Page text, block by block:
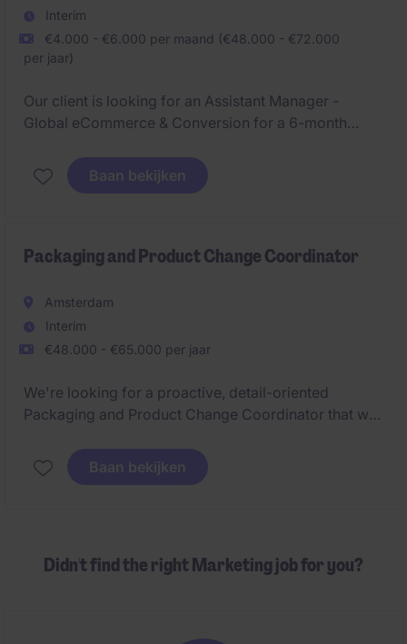
Interim
€4.000 - €6.000 per maand (€48.000 - €72.000
per jaar)
Our client is looking for an Assistant Manager -
Global eCommerce & Conversion for a 6-month
basket penetration and sales across platforms such
as Uber Eats, Just Eat and other rapid grocery
analytics.
Baan bekijken
Packaging and Product Change Coordinator
Amsterdam
Interim
€48.000 - €65.000 per jaar
We're looking for a proactive, detail-oriented
Packaging and Product Change Coordinator that will
launches, and life cycle activities across multiple
markets-working closely with teams across supply
Baan bekijken
Didn't find the right Marketing job for you?